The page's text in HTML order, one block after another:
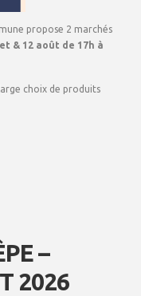
propose 2 marchés
& 12 août de 17h à
choix de produits
–
2026